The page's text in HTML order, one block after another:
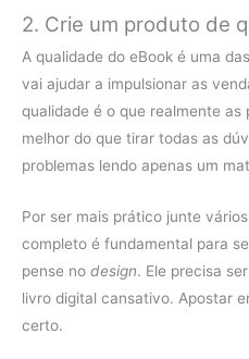
2. Crie um produto de
A qualidade do eBook é uma
vai ajudar a impulsionar as
qualidade é o que realmente as
melhor do que tirar todas as
problemas lendo apenas um
Por ser mais prático junte
completo é fundamental para
pense no design. Ele precisa
livro digital cansativo. Apostar
certo.